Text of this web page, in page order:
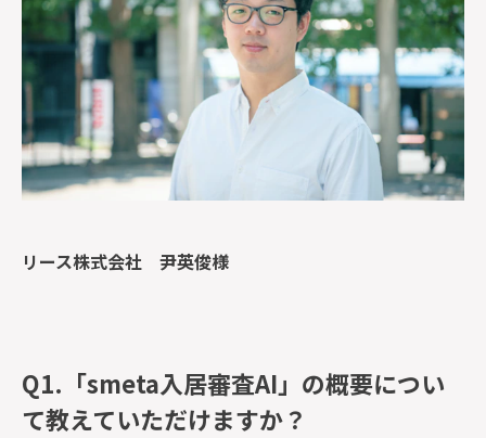
リース株式会社 尹英俊様
Q1.「smeta入居審査AI」の概要につい
て教えていただけますか？